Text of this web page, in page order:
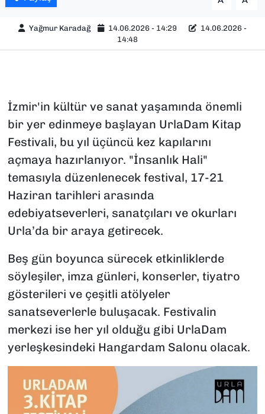
Yağmur Karadağ 14.06.2026 - 14:29
14.06.2026 -
14:48
İzmir'in kültür ve sanat yaşamında önemli
bir yer edinmeye başlayan UrlaDam Kitap
Festivali, bu yıl üçüncü kez kapılarını
açmaya hazırlanıyor. "İnsanlık Hali"
temasıyla düzenlenecek festival, 17-21
Haziran tarihleri arasında
edebiyatseverleri, sanatçıları ve okurları
Urla’da bir araya getirecek.
Beş gün boyunca sürecek etkinliklerde
söyleşiler, imza günleri, konserler, tiyatro
gösterileri ve çeşitli atölyeler
sanatseverlerle buluşacak. Festivalin
merkezi ise her yıl olduğu gibi UrlaDam
yerleşkesindeki Hangardam Salonu olacak.